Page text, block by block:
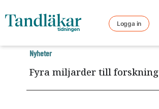
Logga in
Fyra miljarder till forskning
Nyheter